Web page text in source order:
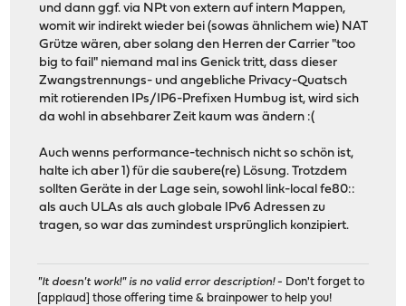
und dann ggf. via NPt von extern auf intern Mappen,
womit wir indirekt wieder bei (sowas ähnlichem wie) NAT
Grütze wären, aber solang den Herren der Carrier "too
big to fail" niemand mal ins Genick tritt, dass dieser
Zwangstrennungs- und angebliche Privacy-Quatsch
mit rotierenden IPs/IP6-Prefixen Humbug ist, wird sich
da wohl in absehbarer Zeit kaum was ändern :(
Auch wenns performance-technisch nicht so schön ist,
halte ich aber 1) für die saubere(re) Lösung. Trotzdem
sollten Geräte in der Lage sein, sowohl link-local fe80::
als auch ULAs als auch globale IPv6 Adressen zu
tragen, so war das zumindest ursprünglich konzipiert.
"It doesn't work!" is no valid error description!- Don't forget to
[applaud] those offering time & brainpower to help you!